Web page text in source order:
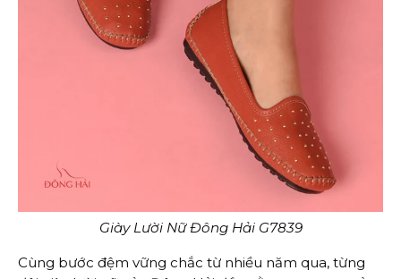
Giày Lười Nữ Đông Hải G7839
Cùng bước đệm vững chắc từ nhiều năm qua, từng